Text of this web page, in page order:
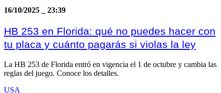
16/10/2025
23:39
HB 253 en Florida: qué no puedes hacer con
tu placa y cuánto pagarás si violas la ley
La HB 253 de Florida entró en vigencia el 1 de octubre y cambia las
reglas del juego. Conoce los detalles.
USA